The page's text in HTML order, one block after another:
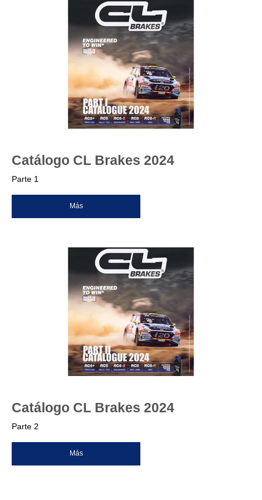
Catálogo CL Brakes 2024
Parte 1
Más
Catálogo CL Brakes 2024
Parte 2
Más